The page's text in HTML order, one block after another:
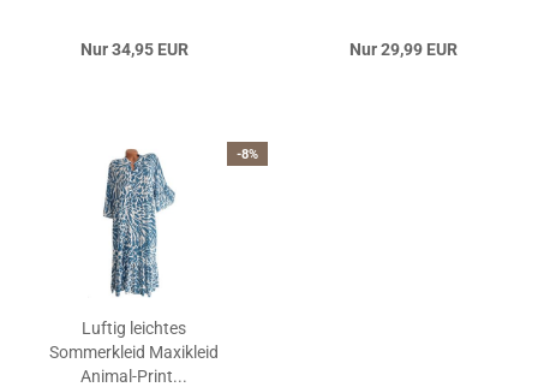
Nur 34,95 EUR Nur 29,99 EUR
-8%
Luftig leichtes
Sommerkleid Maxikleid
Animal-Print...